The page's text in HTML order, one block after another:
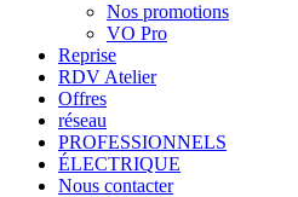
Nos promotions
VO Pro
Reprise
RDV Atelier
Offres
réseau
PROFESSIONNELS
ÉLECTRIQUE
Nous contacter